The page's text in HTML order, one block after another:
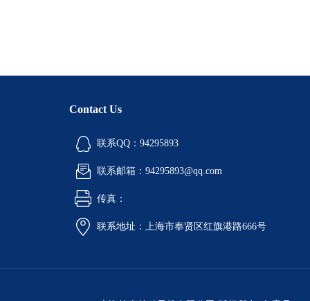
Contact Us
联系QQ：94295893
联系邮箱：94295893@qq.com
传真：
联系地址：上海市奉贤区红旗港路666号